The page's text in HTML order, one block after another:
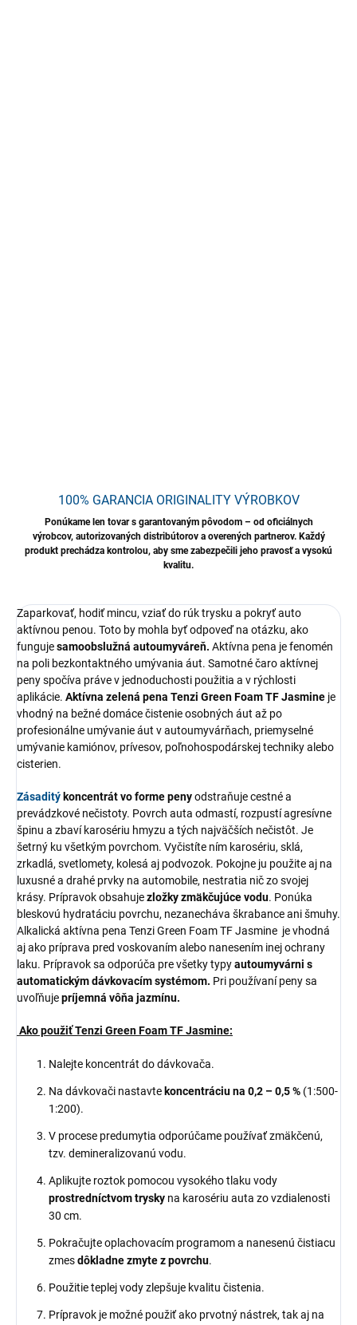
100% GARANCIA ORIGINALITY VÝROBKOV
Ponúkame len tovar s garantovaným pôvodom – od oficiálnych
výrobcov, autorizovaných distribútorov a overených partnerov. Každý
produkt prechádza kontrolou, aby sme zabezpečili jeho pravosť a vysokú
kvalitu.
Zaparkovať, hodiť mincu, vziať do rúk trysku a pokryť auto
aktívnou penou. Toto by mohla byť odpoveď na otázku, ako
fungujesamoobslužná autoumyváreň. Aktívna pena je fenomén
na poli bezkontaktného umývania áut. Samotné čaro aktívnej
peny spočíva práve v jednoduchosti použitia a v rýchlosti
aplikácie. Aktívna zelená pena Tenzi Green Foam TFJasmine je
vhodný na bežné domáce čistenie osobných áut až po
profesionálne umývanie áut v autoumyvárňach, priemyselné
umývanie kamiónov, prívesov, poľnohospodárskej techniky alebo
cisterien.
Zásaditý koncentrát vo forme penyodstraňuje cestné a
prevádzkové nečistoty. Povrch auta odmastí, rozpustí agresívne
špinu a zbaví karosériu hmyzu a tých najväčších nečistôt. Je
šetrný ku všetkým povrchom. Vyčistíte ním karosériu, sklá,
zrkadlá, svetlomety, kolesá aj podvozok. Pokojne ju použite aj na
luxusné a drahé prvky na automobile, nestratia nič zo svojej
krásy. Prípravok obsahujezložky zmäkčujúce vodu. Ponúka
bleskovú hydratáciu povrchu, nezanecháva škrabance ani šmuhy.
Alkalická aktívna pena Tenzi Green Foam TF Jasmine je vhodná
aj ako príprava pred voskovaním alebo nanesením inej ochrany
laku. Prípravok sa odporúča pre všetky typyautoumyvárni s
automatickým dávkovacím systémom. Pri používaní peny sa
uvoľňujepríjemná vôňa jazmínu.
Ako použiť Tenzi Green Foam TF Jasmine:
Nalejte koncentrát do dávkovača.
Na dávkovači nastavte koncentráciu na 0,2 – 0,5% (1:500-
1:200).
V procese predumytia odporúčame používať zmäkčenú,
tzv. demineralizovanú vodu.
Aplikujte roztok pomocou vysokého tlaku vody
prostredníctvom trysky na karosériu auta zo vzdialenosti
30 cm.
Pokračujte oplachovacím programom a nanesenú čistiacu
zmesdôkladne zmyte z povrchu.
Použitie teplej vody zlepšuje kvalitu čistenia.
Prípravok je možné použiť ako prvotný nástrek, tak aj na